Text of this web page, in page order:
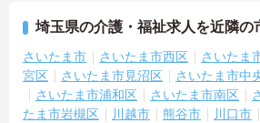
・マネジメントへの挑戦など多彩なキャリア
【頑張りが収入に直結し、モチベーション
・施設運営への貢献やチームワークを評価
により、賞与とは別に収入アップが期待で
埼玉県の介護・福祉求人を近隣の
さいたま市 さいたま市西区 さいたま
宮区
さいたま市見沼区 さいたま市中
さいたま市浦和区
さいたま市南区
たま市岩槻区
川越市 熊谷市 川口市